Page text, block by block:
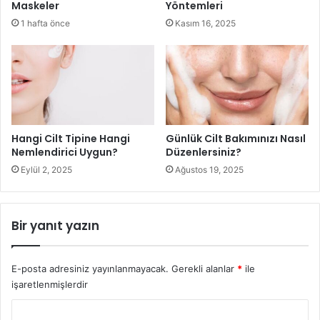
hafif olmasına neden olabilir.
Ağartma Ürünlerinde Neler Var?
Diş hekimleri veya eczanelerden temin edilebilen diş
beyazlatıcılardaki aktif bileşen peroksit’tir (hidrojen veya
karbamid). Hidrojen peroksit, gerçek ağartma maddesidir,
Maskeler
1 hafta önce
Yöntemleri
Kasım 16, 2025
Hangi Cilt Tipine Hangi
Nemlendirici Uygun?
Eylül 2, 2025
Günlük Cilt Bakımınızı Nasıl
Düzenlersiniz?
Ağustos 19, 2025
Bir yanıt yazın
E-posta adresiniz yayınlanmayacak. Gerekli alanlar * ile
işaretlenmişlerdir